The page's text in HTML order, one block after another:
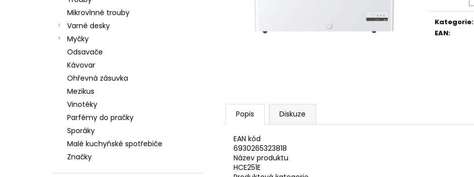
Mikrovlnné trouby
Varné desky
Myčky
Odsavače
Kávovar
Ohřevná zásuvka
Mezikus
Vinotéky
Parfémy do pračky
Sporáky
Malé kuchyňské spotřebiče
Značky
Kategorie:
EAN:
Popis Diskuze
EAN kód
6930265323818
Název produktu
HCE251E
WHIRLPOOL VT WOI4S8PPM1SX
11 990 Kč